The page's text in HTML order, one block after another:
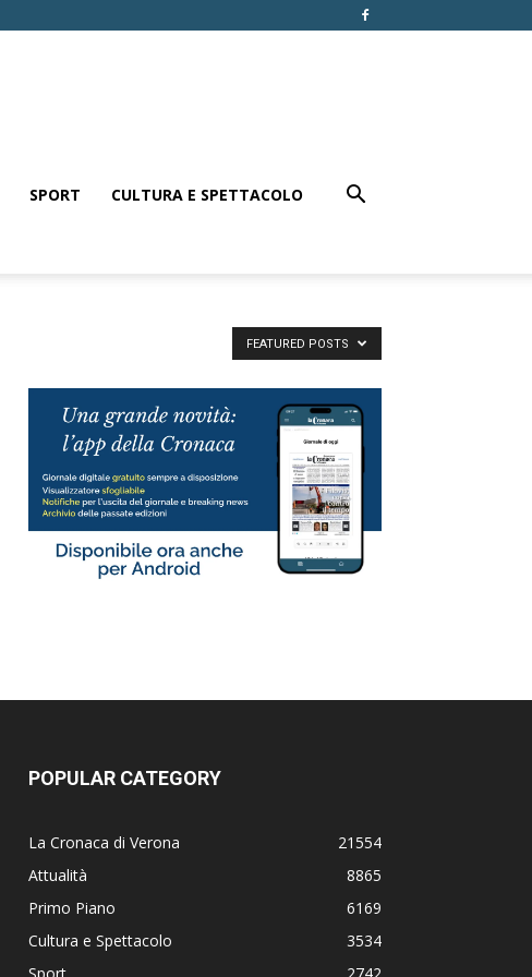
SPORT CULTURA E SPETTACOLO
FEATURED POSTS
POPULAR CATEGORY
La Cronaca di Verona
21554
Attualità
8865
Primo Piano
6169
Cultura e Spettacolo
3534